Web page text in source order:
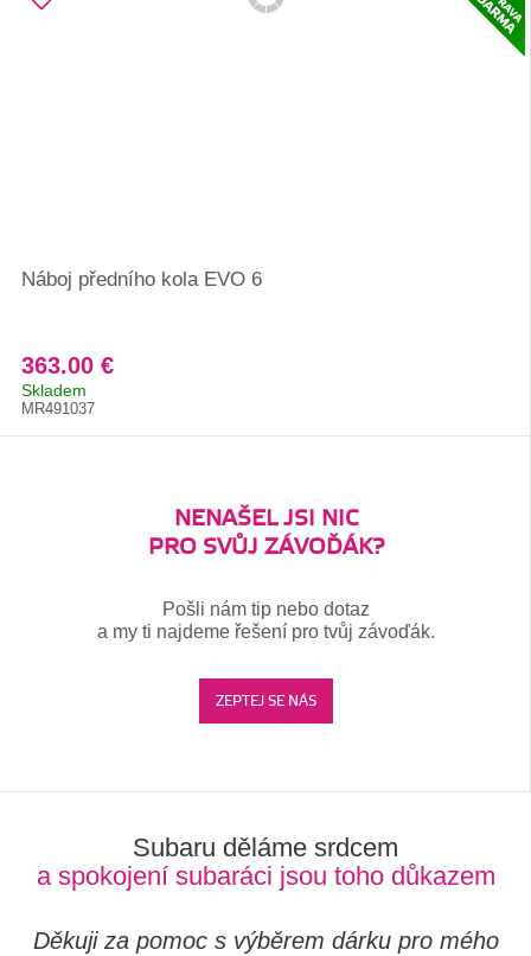
Náboj předního kola EVO 6
363.00 €
Skladem
MR491037
NENAŠEL JSI NIC
PRO SVŮJ ZÁVOĎÁK?
Pošli nám tip nebo dotaz
a my ti najdeme řešení pro tvůj závoďák.
ZEPTEJ SE NÁS
Subaru děláme srdcem
a spokojení subaráci jsou toho důkazem
Děkuji za pomoc s výběrem dárku pro mého